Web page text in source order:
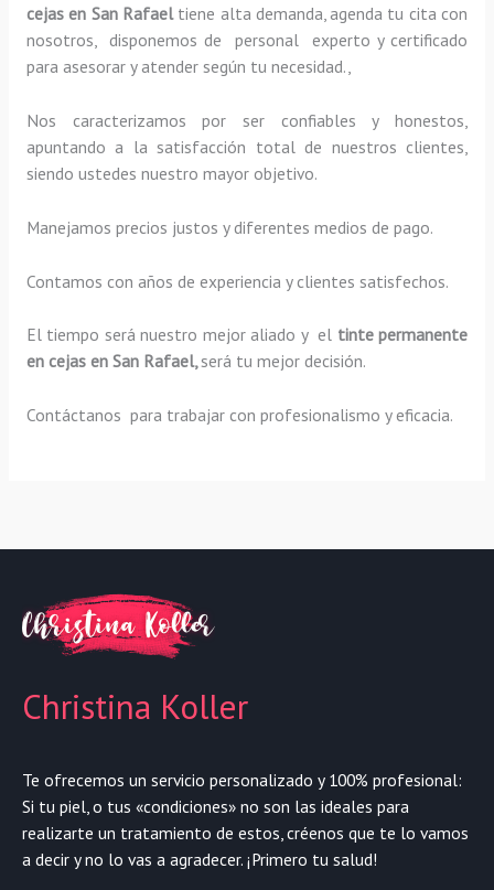
cejas en San Rafaeltiene alta demanda, agenda tu cita con
nosotros, disponemos de personal experto y certificado
para asesorar y atender según tu necesidad.,
Nos caracterizamos por ser confiables y honestos,
apuntando a la satisfacción total de nuestros clientes,
siendo ustedes nuestro mayor objetivo.
Manejamos precios justos y diferentes medios de pago.
Contamos con años de experiencia y clientes satisfechos.
El tiempo será nuestro mejor aliado y el tinte permanente
en cejas en San Rafael,será tu mejor decisión.
Contáctanos para trabajar con profesionalismo y eficacia.
Christina Koller
Te ofrecemos un servicio personalizado y 100% profesional:
Si tu piel, o tus «condiciones» no son las ideales para
realizarte un tratamiento de estos, créenos que te lo vamos
a decir y no lo vas a agradecer. ¡Primero tu salud!